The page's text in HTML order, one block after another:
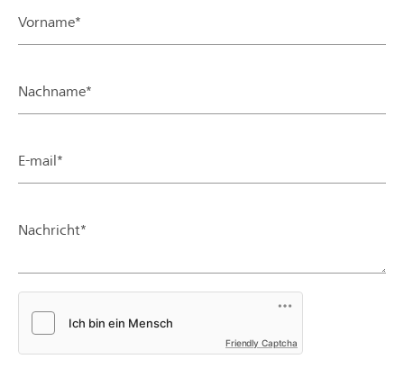
Vorname*
Nachname*
E-mail*
Nachricht*
Friendly Captcha